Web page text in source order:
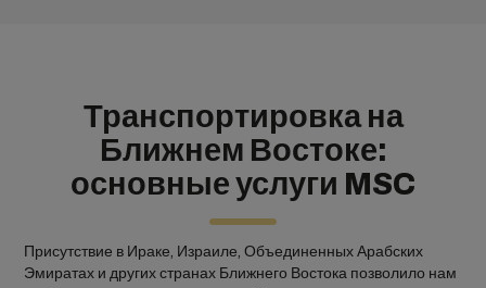
Транспортировка на
Ближнем Востоке:
основные услуги MSC
Присутствие в Ираке, Израиле, Объединенных Арабских
Эмиратах и других странах Ближнего Востока позволило нам